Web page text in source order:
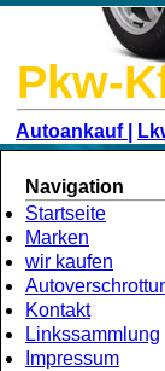
Pkw-
Autoankauf |
Navigation
Startseite
Marken
wir kaufen
Kontakt
Linkssammlung
Impressum